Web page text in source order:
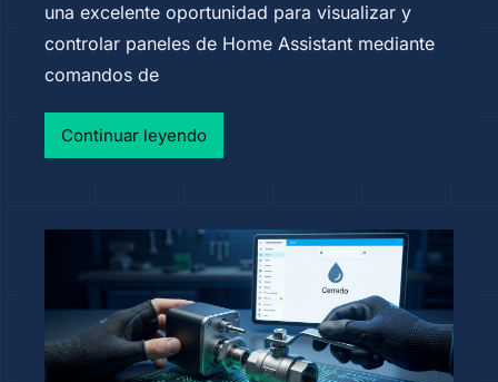
una excelente oportunidad para visualizar y
controlar paneles de Home Assistant mediante
comandos de
Continuar leyendo